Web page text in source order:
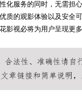
化服务的同时，无需担
质的观影体验以及安全
影视必将为用户呈现更